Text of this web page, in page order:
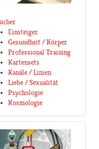
Einsteiger
Gesundheit / Körper
Professional Training
Kartensets
Kanäle / Linien
Liebe / Sexualität
Psychologie
Kosmologie